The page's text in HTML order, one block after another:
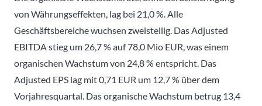
von Währungseffekten, lag bei 21,0 %. Alle
Geschäftsbereiche wuchsen zweistellig. Das Adjusted
EBITDA stieg um 26,7 % auf 78,0 Mio EUR, was einem
organischen Wachstum von 24,8 % entspricht. Das
Adjusted EPS lag mit 0,71 EUR um 12,7 % über dem
Vorjahresquartal. Das organische Wachstum betrug 13,4